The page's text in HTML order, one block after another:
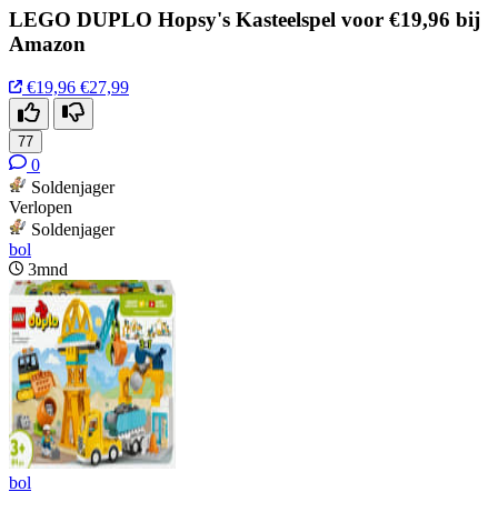
LEGO DUPLO Hopsy's Kasteelspel voor €19,96 bij
Amazon
€19,96 €27,99
77
0
Soldenjager
Verlopen
Soldenjager
bol
3mnd
bol